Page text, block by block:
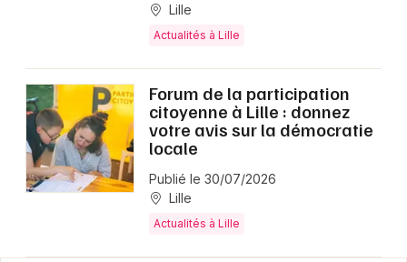
Lille
Actualités à Lille
Forum de la participation
citoyenne à Lille : donnez
votre avis sur la démocratie
locale
Publié le 30/07/2026
Lille
Actualités à Lille